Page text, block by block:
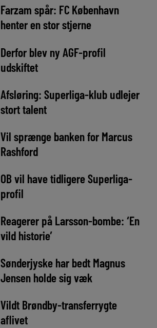
Farzam spår: FC København
henter en stor stjerne
Derfor blev ny AGF-profil
udskiftet
Afsløring: Superliga-klub udlejer
stort talent
Vil sprænge banken for Marcus
Rashford
OB vil have tidligere Superliga-
profil
Reagerer på Larsson-bombe: ‘En
vild historie’
Sønderjyske har bedt Magnus
Jensen holde sig væk
Vildt Brøndby-transferrygte
aflivet